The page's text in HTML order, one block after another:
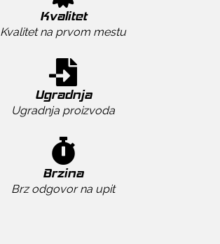
Kvalitet
Kvalitet na prvom mestu
Ugradnja
Ugradnja proizvoda
Brzina
Brz odgovor na upit